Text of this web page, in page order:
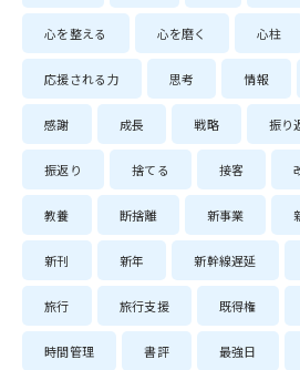
心を整える 心を磨く 心柱
応援される力 思考 情報
感謝 成長 戦略 振り
振返り 捨てる 接客
教養 断捨離 新事業
新刊 新年 新幹線遅延
旅行 旅行支援 既得権
時間管理 書評 最強日